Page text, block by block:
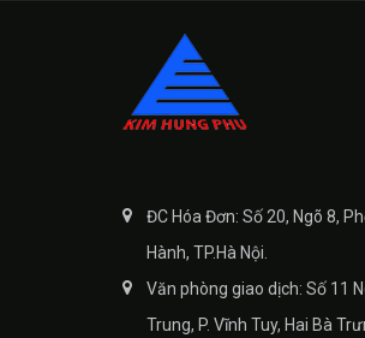
ĐC Hóa Đơn: Số 20, Ngõ 8,
Hành, TP.Hà Nội.
Văn phòng giao dịch: Số 11
Trung, P. Vĩnh Tuy, Hai Bà